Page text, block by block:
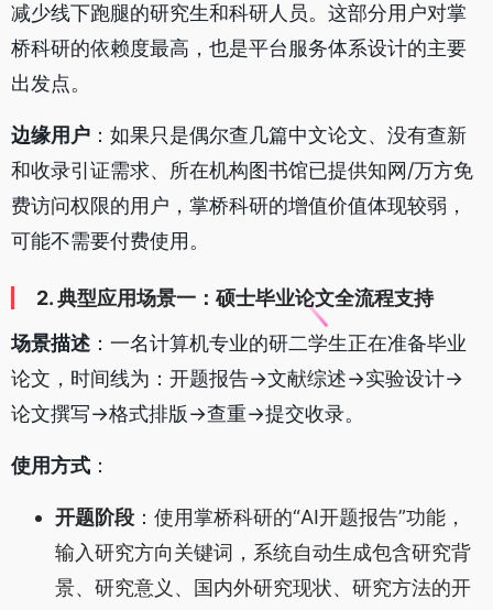
减少线下跑腿的研究生和科研人员。这部分用户对掌
桥科研的依赖度最高，也是平台服务体系设计的主要
出发点。
边缘用户 ：如果只是偶尔查几篇中文论文、没有查新
和收录引证需求、所在机构图书馆已提供知网/万方免
费访问权限的用户，掌桥科研的增值价值体现较弱，
可能不需要付费使用。
2. 典型应用场景一：硕士毕业论文全流程支持
场景描述：一名计算机专业的研二学生正在准备毕业
论文，时间线为：开题报告→文献综述→实验设计→
论文撰写→格式排版→查重→提交收录。
使用方式 ：
开题阶段 ：使用掌桥科研的“AI开题报告”功能，
输入研究方向关键词，系统自动生成包含研究背
景、研究意义、国内外研究现状、研究方法的开